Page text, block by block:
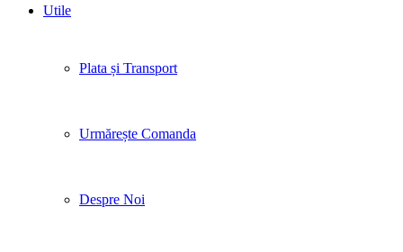
Utile
Plata și Transport
Urmărește Comanda
Despre Noi